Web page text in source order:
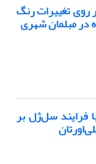
روی تغییرات رنگ
مبلمان شهری
فرایند سل‌ژل بر